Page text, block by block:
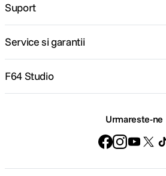
Suport
Service si garantii
F64 Studio
Urmareste-ne